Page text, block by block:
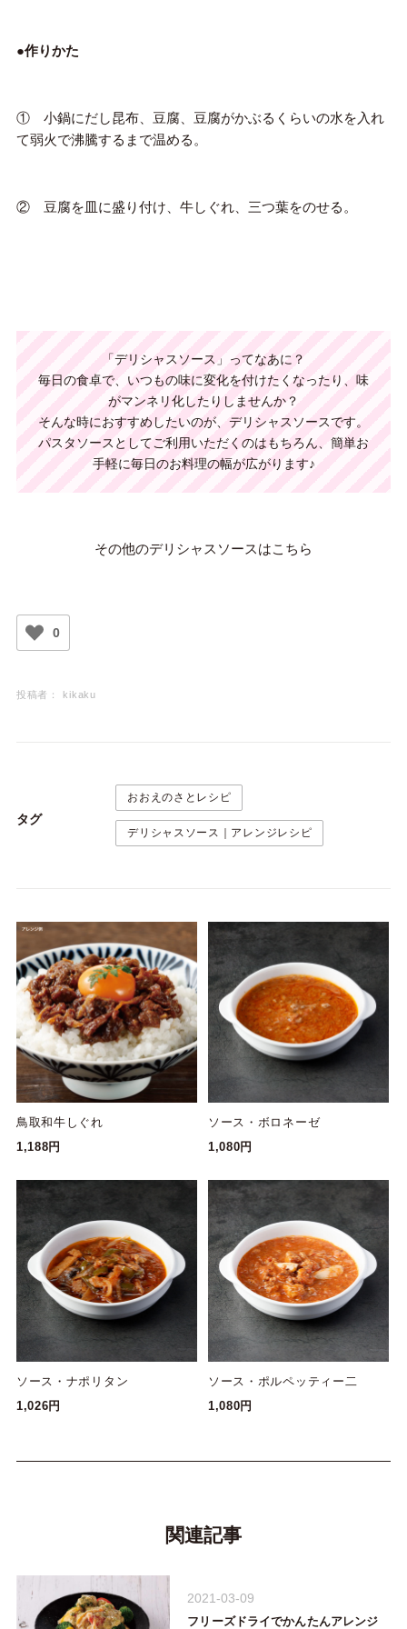
●作りかた
① 小鍋にだし昆布、豆腐、豆腐がかぶるくらいの水を入れ
て弱火で沸騰するまで温める。
② 豆腐を皿に盛り付け、牛しぐれ、三つ葉をのせる。
「デリシャスソース」ってなあに？
毎日の食卓で、いつもの味に変化を付けたくなったり、味
がマンネリ化したりしませんか？
そんな時におすすめしたいのが、デリシャスソースです。
パスタソースとしてご利用いただくのはもちろん、 簡単お
手軽に毎日のお料理の幅が広がります♪
その他のデリシャスソースはこちら
0
投稿者： kikaku
タグ
おおえのさとレシピ
デリシャスソース｜アレンジレシピ
鳥取和牛しぐれ
1,188円
ソース・ボロネーゼ
1,080円
ソース・ナポリタン
1,026円
ソース・ポルペッティー二
1,080円
関連記事
2021-03-09
フリーズドライでかんたんアレンジ